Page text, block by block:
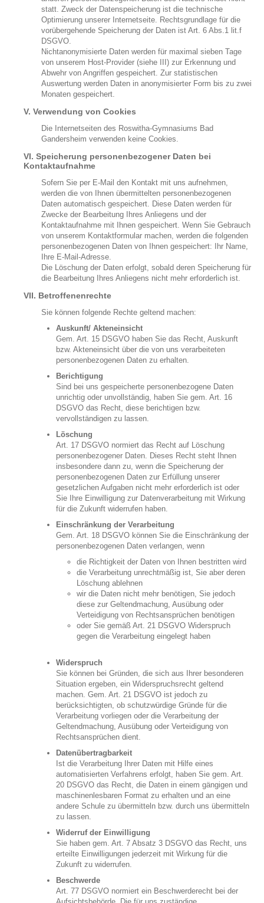
statt. Zweck der Datenspeicherung ist die technische
Optimierung unserer Internetseite. Rechtsgrundlage für die
vorübergehende Speicherung der Daten ist Art. 6 Abs.1 lit.f
DSGVO.
Nichtanonymisierte Daten werden für maximal sieben Tage
von unserem Host-Provider (siehe III) zur Erkennung und
Abwehr von Angriffen gespeichert. Zur statistischen
Auswertung werden Daten in anonymisierter Form bis zu zwei
Monaten gespeichert.
V. Verwendung von Cookies
Die Internetseiten des Roswitha-Gymnasiums Bad
Gandersheim verwenden keine Cookies.
VI. Speicherung personenbezogener Daten bei
Kontaktaufnahme
Sofern Sie per E-Mail den Kontakt mit uns aufnehmen,
werden die von Ihnen übermittelten personenbezogenen
Daten automatisch gespeichert. Diese Daten werden für
Zwecke der Bearbeitung Ihres Anliegens und der
Kontaktaufnahme mit Ihnen gespeichert. Wenn Sie Gebrauch
von unserem Kontaktformular machen, werden die folgenden
personenbezogenen Daten von Ihnen gespeichert: Ihr Name,
Ihre E-Mail-Adresse.
Die Löschung der Daten erfolgt, sobald deren Speicherung für
die Bearbeitung Ihres Anliegens nicht mehr erforderlich ist.
VII. Betroffenenrechte
Sie können folgende Rechte geltend machen:
Auskunft/ Akteneinsicht
Gem. Art. 15 DSGVO haben Sie das Recht, Auskunft
bzw. Akteneinsicht über die von uns verarbeiteten
personenbezogenen Daten zu erhalten.
Berichtigung
Sind bei uns gespeicherte personenbezogene Daten
unrichtig oder unvollständig, haben Sie gem. Art. 16
DSGVO das Recht, diese berichtigen bzw.
vervollständigen zu lassen.
Löschung
Art. 17 DSGVO normiert das Recht auf Löschung
personenbezogener Daten. Dieses Recht steht Ihnen
insbesondere dann zu, wenn die Speicherung der
personenbezogenen Daten zur Erfüllung unserer
gesetzlichen Aufgaben nicht mehr erforderlich ist oder
Sie Ihre Einwilligung zur Datenverarbeitung mit Wirkung
für die Zukunft widerrufen haben.
Einschränkung der Verarbeitung
Gem. Art. 18 DSGVO können Sie die Einschränkung der
personenbezogenen Daten verlangen, wenn
die Richtigkeit der Daten von Ihnen bestritten wird
die Verarbeitung unrechtmäßig ist, Sie aber deren
Löschung ablehnen
wir die Daten nicht mehr benötigen, Sie jedoch
diese zur Geltendmachung, Ausübung oder
Verteidigung von Rechtsansprüchen benötigen
oder Sie gemäß Art. 21 DSGVO Widerspruch
gegen die Verarbeitung eingelegt haben
Widerspruch
Sie können bei Gründen, die sich aus Ihrer besonderen
Situation ergeben, ein Widerspruchsrecht geltend
machen. Gem. Art. 21 DSGVO ist jedoch zu
berücksichtigten, ob schutzwürdige Gründe für die
Verarbeitung vorliegen oder die Verarbeitung der
Geltendmachung, Ausübung oder Verteidigung von
Rechtsansprüchen dient.
Datenübertragbarkeit
Ist die Verarbeitung Ihrer Daten mit Hilfe eines
automatisierten Verfahrens erfolgt, haben Sie gem. Art.
20 DSGVO das Recht, die Daten in einem gängigen und
maschinenlesbaren Format zu erhalten und an eine
andere Schule zu übermitteln bzw. durch uns übermitteln
zu lassen.
Widerruf der Einwilligung
Sie haben gem. Art. 7 Absatz 3 DSGVO das Recht, uns
erteilte Einwilligungen jederzeit mit Wirkung für die
Zukunft zu widerrufen.
Beschwerde
Art. 77 DSGVO normiert ein Beschwerderecht bei der